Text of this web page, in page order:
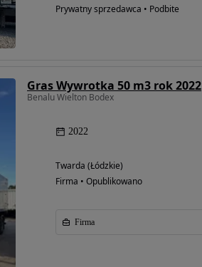
Prywatny sprzedawca • Podbite
Gras Wywrotka 50 m3 rok 2022
Benalu Wielton Bodex
2022
Twarda (Łódzkie)
Firma • Opublikowano
Firma